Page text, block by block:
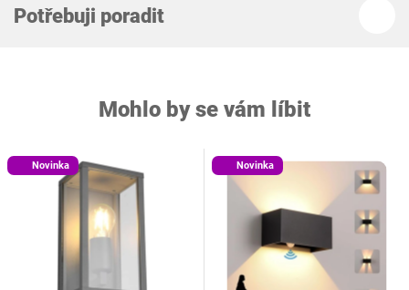
Potřebuji poradit
Mohlo by se vám líbit
Novinka Novinka